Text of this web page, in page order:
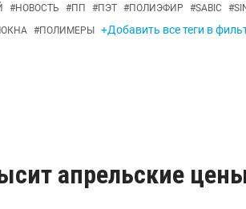
#НОВОСТЬ #ПП #ПЭТ #ПОЛИЭФИР #SABIC #
#ПОЛИМЕРЫ +Добавить все теги в
апрельские